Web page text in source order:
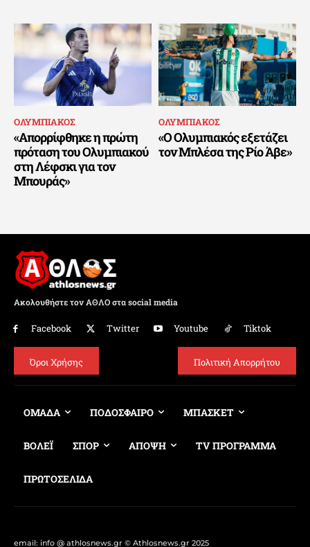
ΟΛΥΜΠΙΑΚΟΣ
«Απορρίφθηκε η πρώτη
πρόταση του Ολυμπιακού
στη Λέφσκι για τον
Μπουράς»
ΟΛΥΜΠΙΑΚΟΣ
«Ο Ολυμπιακός εξετάζει
τον Μπλέσα της Ρίο Άβε»
Ακολουθήστε τον ΑΘΛΟ στα social media
Facebook Twitter Youtube Tiktok
Όροι Χρήσης Πολιτική Απορρήτου
ΟΜΑΔΑ ΠΟΔΟΣΦΑΙΡΟ ΜΠΑΣΚΕΤ
ΒΟΛΕΪ ΣΠΟΡ ΑΠΟΨΗ TV ΠΡΟΓΡΑΜΜΑ
ΠΡΩΤΟΣΕΛΙΔΑ
email: info @ athlosnews.gr © Athlosnews.gr 2025